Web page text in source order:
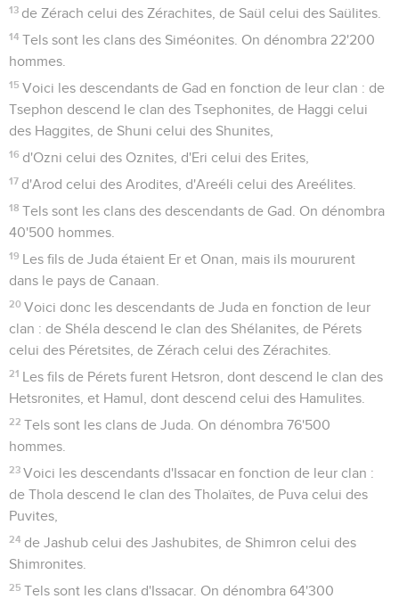
13 de Zérach celui des Zérachites, de Saül celui des Saülites.
14 Tels sont les clans des Siméonites. On dénombra 22'200
hommes.
15 Voici les descendants de Gad en fonction de leur clan : de
Tsephon descend le clan des Tsephonites, de Haggi celui
des Haggites, de Shuni celui des Shunites,
16 d'Ozni celui des Oznites, d'Eri celui des Erites,
17 d'Arod celui des Arodites, d'Areéli celui des Areélites.
18 Tels sont les clans des descendants de Gad. On dénombra
40'500 hommes.
19 Les fils de Juda étaient Er et Onan, mais ils moururent
dans le pays de Canaan.
20 Voici donc les descendants de Juda en fonction de leur
clan : de Shéla descend le clan des Shélanites, de Pérets
celui des Péretsites, de Zérach celui des Zérachites.
21 Les fils de Pérets furent Hetsron, dont descend le clan des
Hetsronites, et Hamul, dont descend celui des Hamulites.
22 Tels sont les clans de Juda. On dénombra 76'500
hommes.
23 Voici les descendants d'Issacar en fonction de leur clan :
de Thola descend le clan des Tholaïtes, de Puva celui des
Puvites,
24 de Jashub celui des Jashubites, de Shimron celui des
Shimronites.
25 Tels sont les clans d'Issacar. On dénombra 64'300